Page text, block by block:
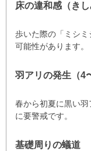
床の違和感（きし
歩いた際の「ミシ
可能性があります。
羽アリの発生（4
春から初夏に黒い
に要警戒です。
基礎周りの蟻道